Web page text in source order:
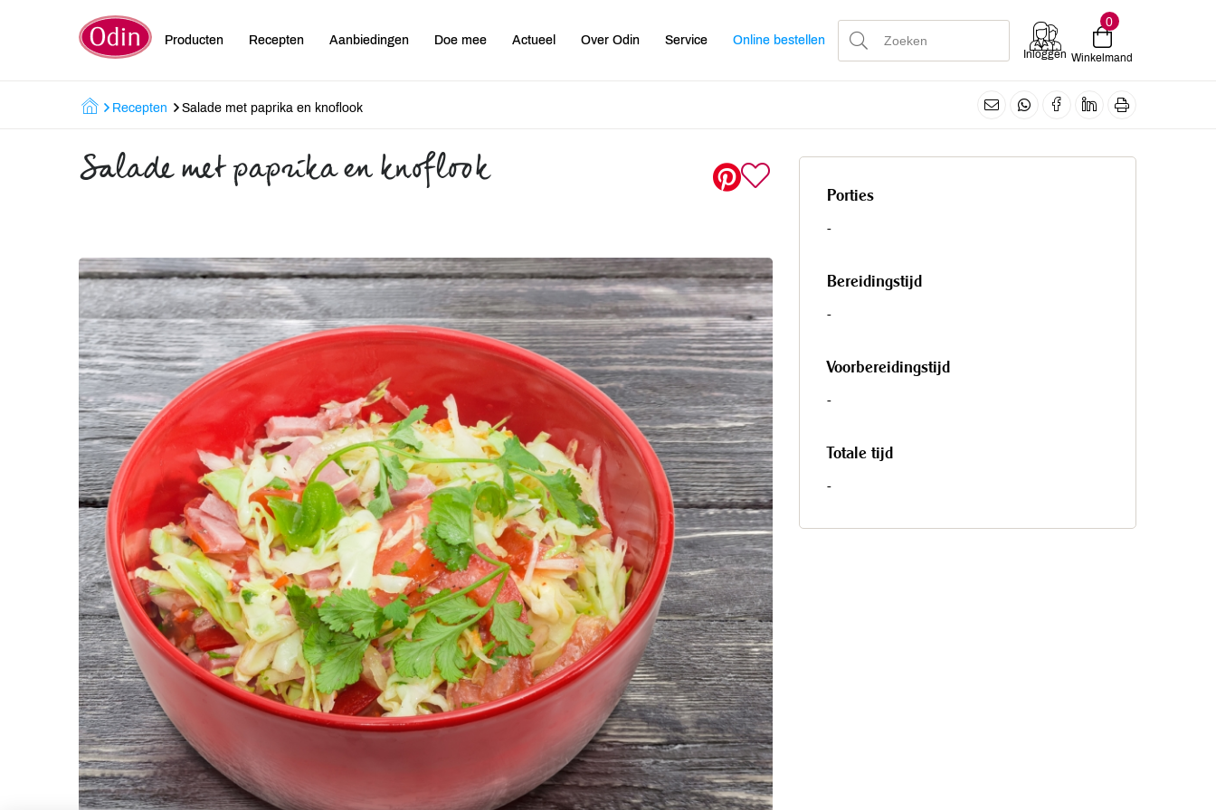
Producten Recepten Aanbiedingen Doe mee Actueel Over Odin Service Online bestellen
Inloggen
0
Winkelmand
Recepten Salade met paprika en knoflook
Salade met paprika en knoflook Porties
-
Bereidingstijd
-
Voorbereidingstijd
-
Totale tijd
-